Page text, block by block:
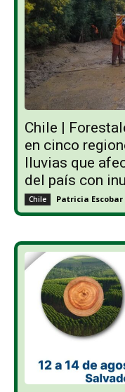
Chile |
en cinco
lluvias que
del país con
Chile Patricia Escobar